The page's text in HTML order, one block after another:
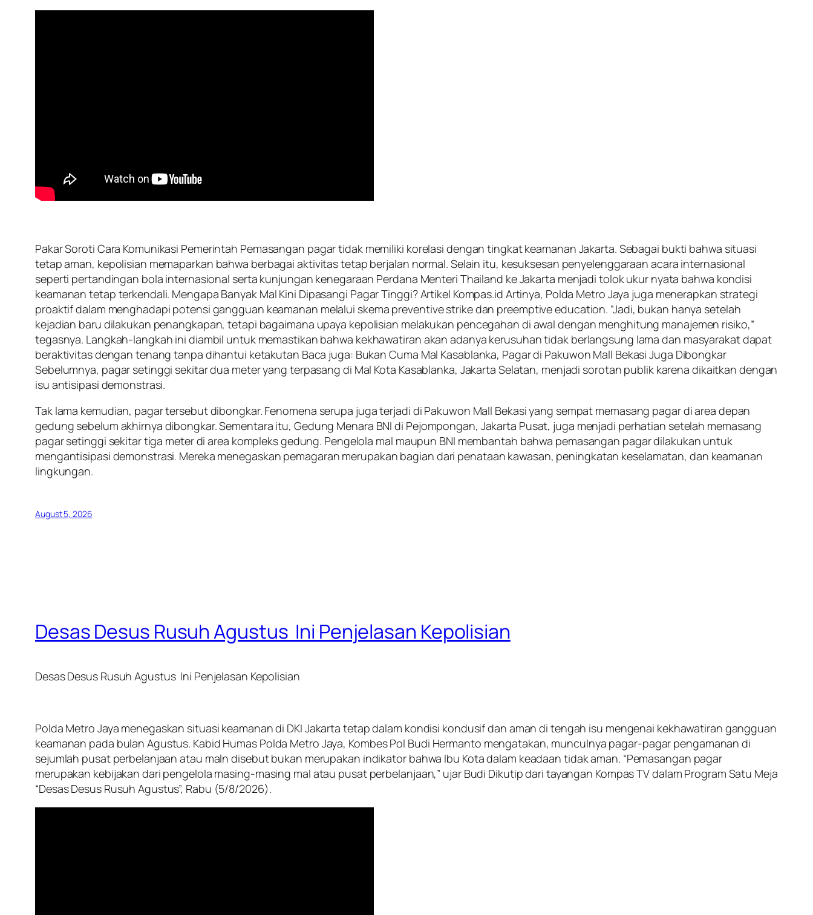
Pakar Soroti Cara Komunikasi Pemerintah Pemasangan pagar tidak memiliki korelasi dengan tingkat keamanan Jakarta. Sebagai bukti bahwa situasi
tetap aman, kepolisian memaparkan bahwa berbagai aktivitas tetap berjalan normal. Selain itu, kesuksesan penyelenggaraan acara internasional
seperti pertandingan bola internasional serta kunjungan kenegaraan Perdana Menteri Thailand ke Jakarta menjadi tolok ukur nyata bahwa kondisi
keamanan tetap terkendali. Mengapa Banyak Mal Kini Dipasangi Pagar Tinggi? Artikel Kompas.id Artinya, Polda Metro Jaya juga menerapkan strategi
proaktif dalam menghadapi potensi gangguan keamanan melalui skema preventive strike dan preemptive education. “Jadi, bukan hanya setelah
kejadian baru dilakukan penangkapan, tetapi bagaimana upaya kepolisian melakukan pencegahan di awal dengan menghitung manajemen risiko,”
tegasnya. Langkah-langkah ini diambil untuk memastikan bahwa kekhawatiran akan adanya kerusuhan tidak berlangsung lama dan masyarakat dapat
beraktivitas dengan tenang tanpa dihantui ketakutan Baca juga: Bukan Cuma Mal Kasablanka, Pagar di Pakuwon Mall Bekasi Juga Dibongkar
Sebelumnya, pagar setinggi sekitar dua meter yang terpasang di Mal Kota Kasablanka, Jakarta Selatan, menjadi sorotan publik karena dikaitkan dengan
isu antisipasi demonstrasi.
Tak lama kemudian, pagar tersebut dibongkar. Fenomena serupa juga terjadi di Pakuwon Mall Bekasi yang sempat memasang pagar di area depan
gedung sebelum akhirnya dibongkar. Sementara itu, Gedung Menara BNI di Pejompongan, Jakarta Pusat, juga menjadi perhatian setelah memasang
pagar setinggi sekitar tiga meter di area kompleks gedung. Pengelola mal maupun BNI membantah bahwa pemasangan pagar dilakukan untuk
mengantisipasi demonstrasi. Mereka menegaskan pemagaran merupakan bagian dari penataan kawasan, peningkatan keselamatan, dan keamanan
lingkungan.
August 5, 2026
Desas Desus Rusuh Agustus Ini Penjelasan Kepolisian
Desas Desus Rusuh Agustus Ini Penjelasan Kepolisian
Polda Metro Jaya menegaskan situasi keamanan di DKI Jakarta tetap dalam kondisi kondusif dan aman di tengah isu mengenai kekhawatiran gangguan
keamanan pada bulan Agustus. Kabid Humas Polda Metro Jaya, Kombes Pol Budi Hermanto mengatakan, munculnya pagar-pagar pengamanan di
sejumlah pusat perbelanjaan atau maln disebut bukan merupakan indikator bahwa Ibu Kota dalam keadaan tidak aman. “Pemasangan pagar
merupakan kebijakan dari pengelola masing-masing mal atau pusat perbelanjaan,” ujar Budi Dikutip dari tayangan Kompas TV dalam Program Satu Meja
“Desas Desus Rusuh Agustus”, Rabu (5/8/2026).